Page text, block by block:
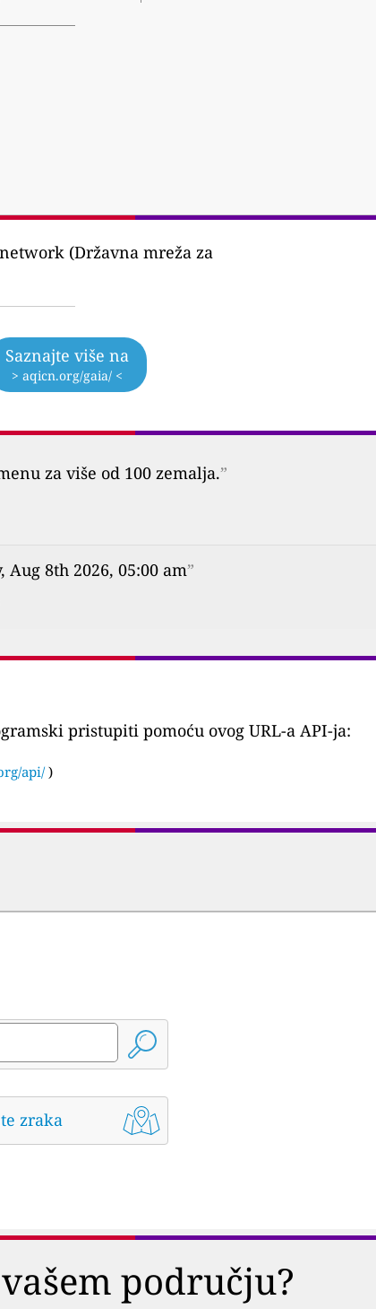
(Državna mreža za
Saznajte više na
> aqicn.org/gaia/ <
za više od 100 zemalja.”
Aug 8th 2026, 05:00 am”
pristupiti pomoću ovog URL-a API-ja:
api/ )
zraka
području?